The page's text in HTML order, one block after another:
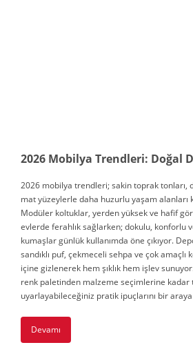
2026 mobilya trendleri; sakin toprak tonları,
mat yüzeylerle daha huzurlu yaşam alanları
Modüler koltuklar, yerden yüksek ve hafif
evlerde ferahlık sağlarken; dokulu, konforlu
kumaşlar günlük kullanımda öne çıkıyor.
sandıklı puf, çekmeceli sehpa ve çok amaçlı
içine gizlenerek hem şıklık hem işlev
renk paletinden malzeme seçimlerine kadar
uyarlayabileceğiniz pratik ipuçlarını bir
Devamı